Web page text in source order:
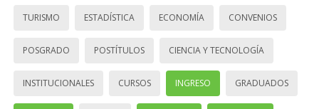
TURISMO ESTADÍSTICA ECONOMÍA CONVENIOS
POSGRADO POSTÍTULOS CIENCIA Y TECNOLOGÍA
INSTITUCIONALES CURSOS INGRESO GRADUADOS